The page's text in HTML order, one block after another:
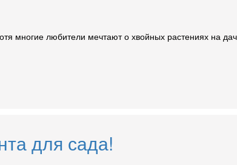
многие любители мечтают о хвойных растениях на
для сада!